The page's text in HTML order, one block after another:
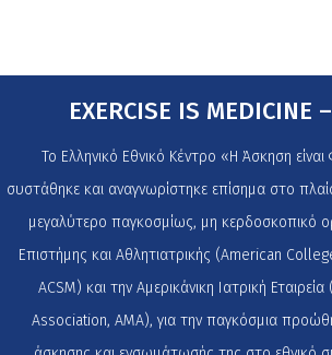
EXERCISE IS MEDICINE
Το Ελληνικό Εθνικό Κέντρο «Η Άσκηση
συστάθηκε και αναγνωρίστηκε επίσημα στο
μεγαλύτερο παγκοσμίως, μη κερδοσκοπικό
Επιστήμης και Αθλητιατρικής (American
ACSM) και την Αμερικάνικη Ιατρική
Association, AMA), για την παγκόσμια